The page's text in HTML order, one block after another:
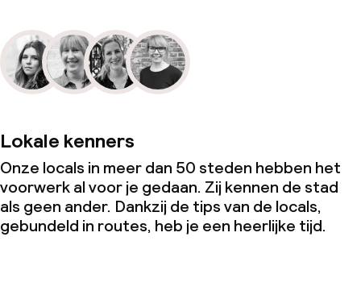
Lokale kenners
Onze locals in meer dan 50 steden hebben het
voorwerk al voor je gedaan. Zij kennen de stad
als geen ander. Dankzij de tips van de locals,
gebundeld in routes, heb je een heerlijke tijd.